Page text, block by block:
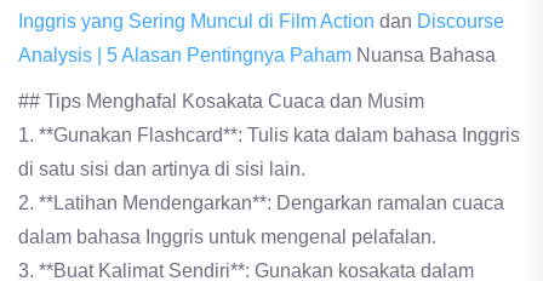
Inggris yang Sering Muncul di Film Action dan Discourse
Analysis | 5 Alasan Pentingnya Paham Nuansa Bahasa
## Tips Menghafal Kosakata Cuaca dan Musim
1. **Gunakan Flashcard**: Tulis kata dalam bahasa Inggris
di satu sisi dan artinya di sisi lain.
2. **Latihan Mendengarkan**: Dengarkan ramalan cuaca
dalam bahasa Inggris untuk mengenal pelafalan.
3. **Buat Kalimat Sendiri**: Gunakan kosakata dalam